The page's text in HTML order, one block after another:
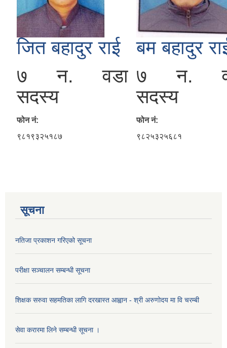
जित बहादुर राई
७ न. वडा
सदस्य
फोन नं:
९८१९३२५१८७
बम बहादुर
७ न.
सदस्य
फोन नं:
९८२५३२५६८१
सूचना
नतिजा प्रकाशन गरिएको सूचना
परीक्षा सञ्चालन सम्बन्धी सूचना
शिक्षक सरुवा सहमतिका लागि दरखास्त आह्वान - श्री अरुणोदय मा वि चरम्बी
सेवा करारमा लिने सम्बन्धी सूचना ।